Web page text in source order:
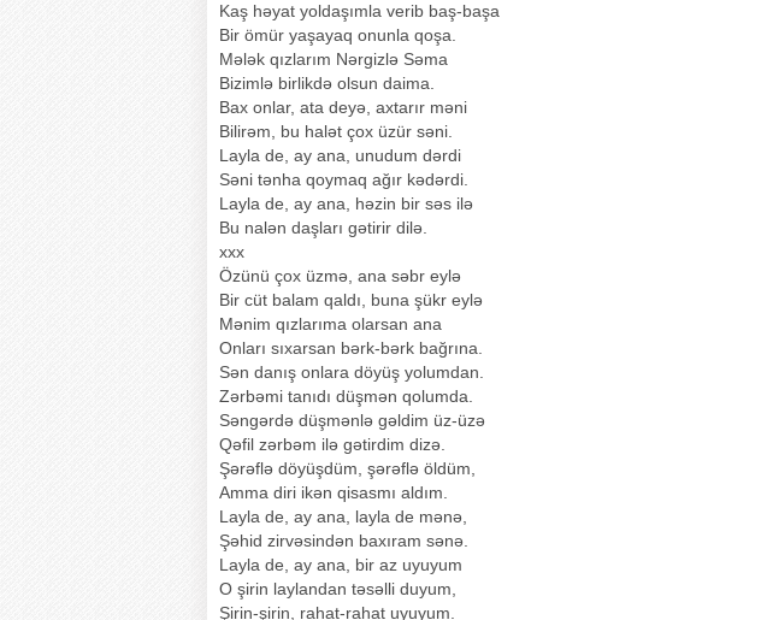
Kaş həyat yoldaşımla verib baş-başa
Bir ömür yaşayaq onunla qoşa.
Mələk qızlarım Nərgizlə Səma
Bizimlə birlikdə olsun daima.
Bax onlar, ata deyə, axtarır məni
Bilirəm, bu halət çox üzür səni.
Layla de, ay ana, unudum dərdi
Səni tənha qoymaq ağır kədərdi.
Layla de, ay ana, həzin bir səs ilə
Bu nalən daşları gətirir dilə.
xxx
Özünü çox üzmə, ana səbr eylə
Bir cüt balam qaldı, buna şükr eylə
Mənim qızlarıma olarsan ana
Onları sıxarsan bərk-bərk bağrına.
Sən danış onlara döyüş yolumdan.
Zərbəmi tanıdı düşmən qolumda.
Səngərdə düşmənlə gəldim üz-üzə
Qəfil zərbəm ilə gətirdim dizə.
Şərəflə döyüşdüm, şərəflə öldüm,
Amma diri ikən qisasmı aldım.
Layla de, ay ana, layla de mənə,
Şəhid zirvəsindən baxıram sənə.
Layla de, ay ana, bir az uyuyum
O şirin laylandan təsəlli duyum,
Şirin-şirin, rahat-rahat uyuyum.